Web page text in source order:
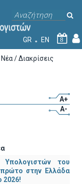
GR EN 8
Νέα / Διακρίσεις
A+
A-
του
πρώτο στην Ελλάδα
2026!